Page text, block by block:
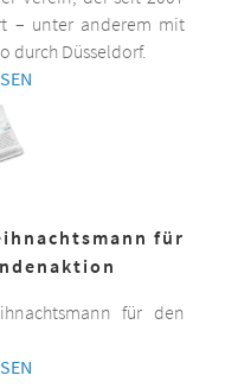
– unter anderem mit
durch Düsseldorf.
für
für den